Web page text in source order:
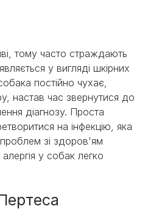
тому часто страждають
у вигляді шкірних
постійно чухає,
настав час звернутися до
діагнозу. Проста
на інфекцію, яка
зі здоров'ям
у собак легко